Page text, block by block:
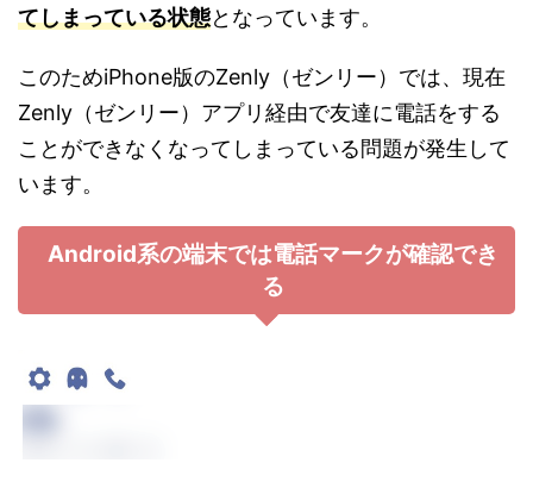
てしまっている状態となっています。
このためiPhone版のZenly（ゼンリー）では、現在
Zenly（ゼンリー）アプリ経由で友達に電話をする
ことができなくなってしまっている問題が発生して
います。
Android系の端末では電話マークが確認でき
る